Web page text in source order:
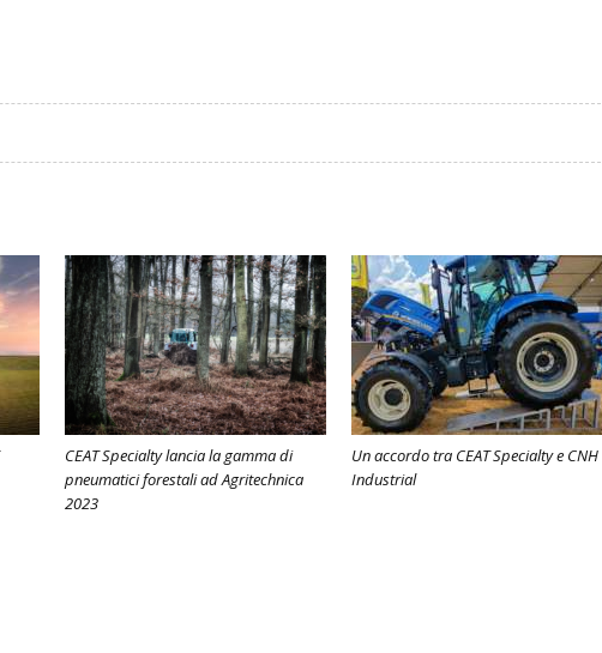
CEAT Specialty lancia la gamma di
pneumatici forestali ad Agritechnica
2023
Un accordo tra CEAT Specialty e CNH
Industrial